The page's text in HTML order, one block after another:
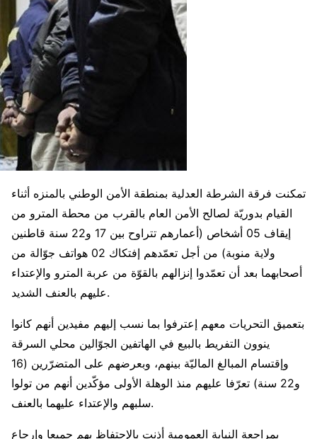
تمكنت فرقة الشرطة العدلية بمنطقة الأمن الوطني بالمنزه أثناء
القيام بدوريّة لصالح الأمن العام بالقرب من محطة المترو من
إيقاف 05 أشخاص (أعمارهم تتراوح بين 17 و22 سنة قاطنين
ولاية منوبة) من أجل تعمّدهم إفتكاك 02 هواتف جوّالة من
أصحابهما بعد أن تعمّدوا إنزالهم بالقوّة من عربة المترو والإعتداء
عليهم بالعنف الشديد.
بتعميق التحريات معهم إعترفوا بما نسب إليهم مفيدين أنهم كانوا
ينوون التفريط بالبيع في الهاتفين الجوّالين محلي السرقة
وإقتسام المبالغ الماليّة بينهم، وبعرضهم على المتضرّرين (16
و22 سنة) تعرّفا عليهم منذ الوهلة الأولى مؤكّدين أنهم من تولوا
سلبهم والإعتداء عليهما بالعنف.
بمراجعة النيابة العمومية أذنت بالإحتفاظ بهم جميعا وإرجاع